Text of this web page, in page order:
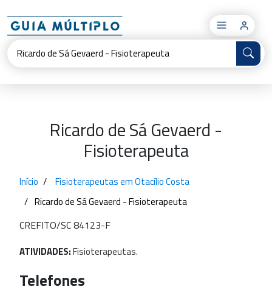
×
Ricardo de Sá Gevaerd -
Fisioterapeuta
Início
Fisioterapeutas em Otacílio Costa
Ricardo de Sá Gevaerd - Fisioterapeuta
CREFITO/SC 84123-F
ATIVIDADES:Fisioterapeutas.
Telefones